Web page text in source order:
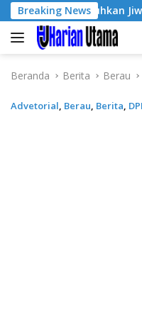
Langsung
ke
konten
Breaking News
Tumbuhkan Jiwa
Beranda Berita Berau
Advetorial, Berau, Berita,